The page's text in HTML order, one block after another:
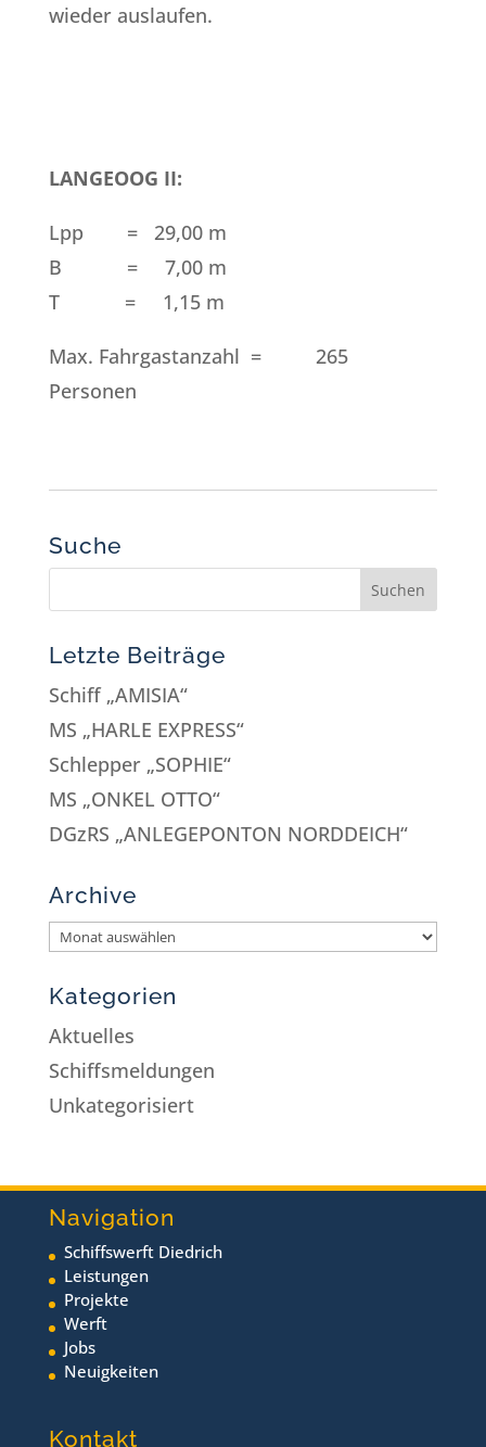
wieder auslaufen.
LANGEOOG II:
Lpp = 29,00 m
B = 7,00 m
T = 1,15 m
Max. Fahrgastanzahl = 265
Personen
Suche
Letzte Beiträge
Schiff „AMISIA“
MS „HARLE EXPRESS“
Schlepper „SOPHIE“
MS „ONKEL OTTO“
DGzRS „ANLEGEPONTON NORDDEICH“
Archive
Kategorien
Aktuelles
Schiffsmeldungen
Unkategorisiert
Navigation
Schiffswerft Diedrich
Leistungen
Projekte
Werft
Jobs
Neuigkeiten
Kontakt